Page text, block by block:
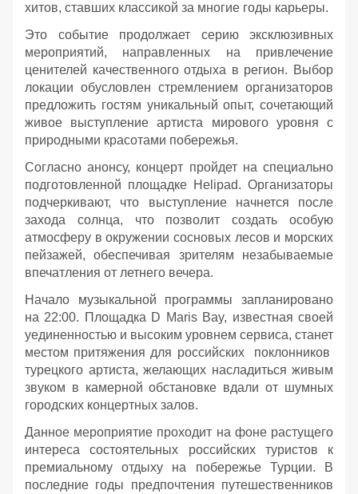
хитов, ставших классикой за многие годы карьеры.
Это событие продолжает серию эксклюзивных
мероприятий, направленных на привлечение
ценителей качественного отдыха в регион. Выбор
локации обусловлен стремлением организаторов
предложить гостям уникальный опыт, сочетающий
живое выступление артиста мирового уровня с
природными красотами побережья.
Согласно анонсу, концерт пройдет на специально
подготовленной площадке Helipad. Организаторы
подчеркивают, что выступление начнется после
захода солнца, что позволит создать особую
атмосферу в окружении сосновых лесов и морских
пейзажей, обеспечивая зрителям незабываемые
впечатления от летнего вечера.
Начало музыкальной программы запланировано
на 22:00. Площадка D Maris Bay, известная своей
уединенностью и высоким уровнем сервиса, станет
местом притяжения для российских поклонников
турецкого артиста, желающих насладиться живым
звуком в камерной обстановке вдали от шумных
городских концертных залов.
Данное мероприятие проходит на фоне растущего
интереса состоятельных российских туристов к
премиальному отдыху на побережье Турции. В
последние годы предпочтения путешественников